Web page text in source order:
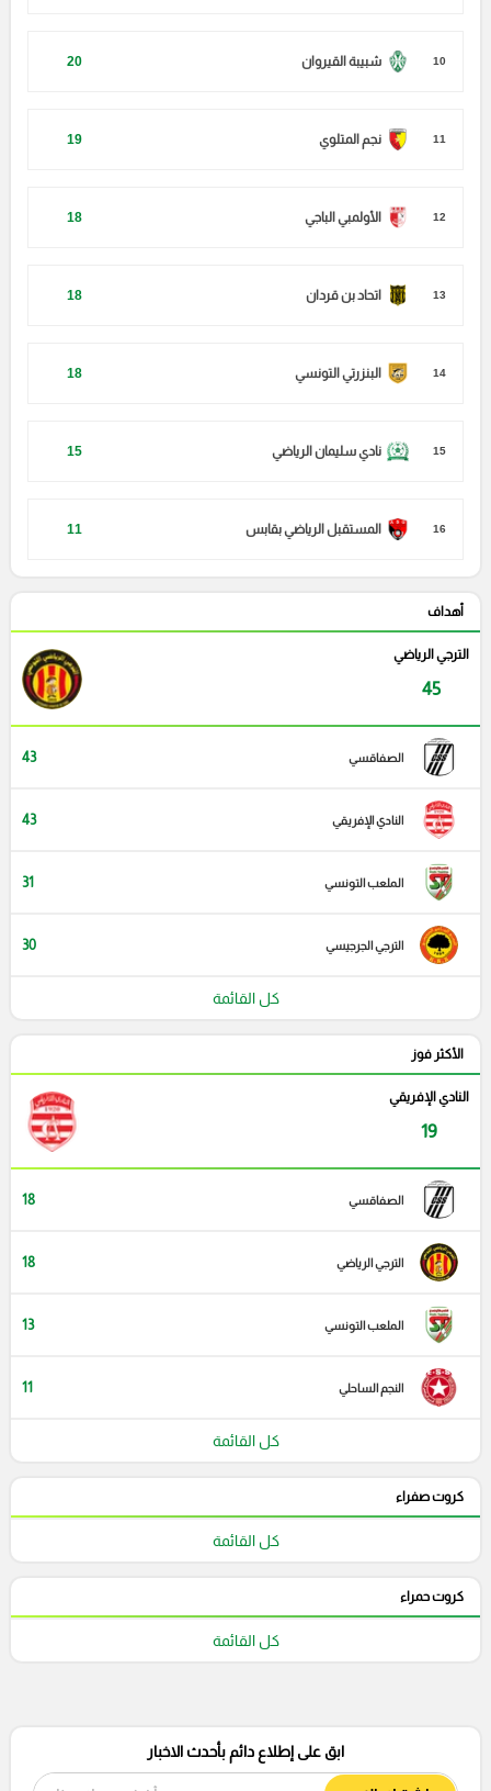
10 شبيبة القيروان 20
11 نجم المتلوي 19
12 الأولمبي الباجي 18
13 اتحاد بن قردان 18
14 البنزرتي التونسي 18
15 نادي سليمان الرياضي 15
16 المستقبل الرياضي بقابس 11
أهداف
الترجي الرياضي
45
الصفاقسي 43
النادي الإفريقي 43
الملعب التونسي 31
الترجي الجرجيسي 30
كل القائمة
الأكثر فوز
النادي الإفريقي
19
الصفاقسي 18
الترجي الرياضي 18
الملعب التونسي 13
النجم الساحلي 11
كل القائمة
كروت صفراء
كل القائمة
كروت حمراء
كل القائمة
ابق على إطلاع دائم بأحدث الاخبار